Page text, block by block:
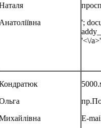
Анатоліївна
';
'<\/
E-